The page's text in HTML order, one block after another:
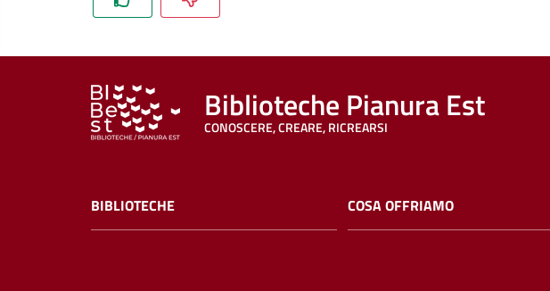
Biblioteche Pianura Est
CONOSCERE, CREARE, RICREARSI
BIBLIOTECHE COSA OFFRIAMO